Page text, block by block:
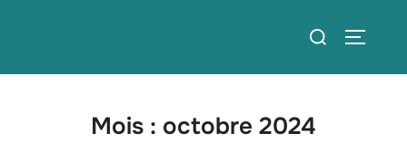
Rechercher :
Mois : octobre 2024